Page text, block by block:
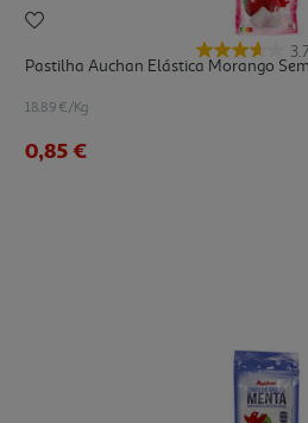
Pastilha Auchan Elástica Morango
18.89 €/Kg
0,85 €